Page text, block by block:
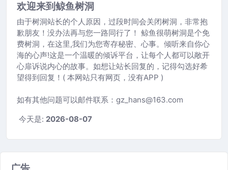
欢迎来到鲸鱼树洞
由于树洞站长的个人原因，过段时间会关闭树洞，非常抱
歉朋友！没办法再与您一路同行了！ 鲸鱼很萌树洞是个免
费树洞，在这里,我们为您寄存秘密、心事。倾听来自你心
海的心声!这是一个温暖的倾诉平台，让每个人都可以敞开
心扉诉说内心的故事。如想让站长回复的，记得勾选好希
望得到回复！( 本网站只有网页，没有APP )
如有其他问题可以邮件联系：gz_hans@163.com
今天是: 2026-08-07